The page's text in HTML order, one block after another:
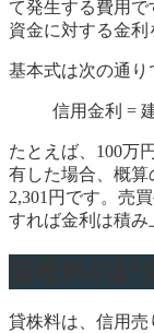
て発生する費用
資金に対する金利
基本式は次の通り
信用金利 =
たとえば、100万
有した場合、概算
2,301円です。売
すれば金利は積み
貸株料は、信用売